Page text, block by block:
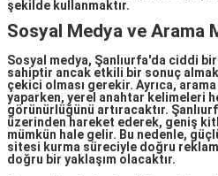
şekilde kullanmaktır.
Sosyal Medya ve Arama
Sosyal medya, Şanlıurfa'da ciddi
sahiptir ancak etkili bir sonuç
çekici olması gerekir. Ayrıca,
yaparken, yerel anahtar kelimeleri
görünürlüğünü artıracaktır.
üzerinden hareket ederek, geniş
mümkün hale gelir. Bu nedenle,
sitesi kurma süreciyle doğru
doğru bir yaklaşım olacaktır.